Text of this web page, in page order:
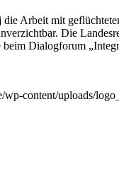
Arbeit mit
Die
beim Dialogforum
content/uploads/